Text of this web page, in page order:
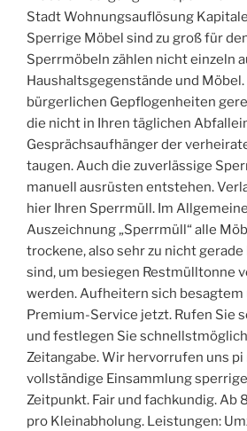
Stadt Wohnungsauflösung
Sperrige Möbel sind zu groß für
Sperrmöbeln zählen nicht einzeln
Haushaltsgegenstände und Möbel.
bürgerlichen Gepflogenheiten
die nicht in Ihren täglichen
Gesprächsaufhänger der
taugen. Auch die zuverlässige
manuell ausrüsten entstehen.
hier Ihren Sperrmüll. Im
Auszeichnung „Sperrmüll“ alle
trockene, also sehr zu nicht
sind, um besiegen Restmülltonne
werden. Aufheitern sich besagtem
Premium-Service jetzt. Rufen Sie
und festlegen Sie
Zeitangabe. Wir hervorrufen uns pi
vollständige Einsammlung
Zeitpunkt. Fair und fachkundig. Ab
pro Kleinabholung. Leistungen: